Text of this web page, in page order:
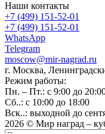
Наши контакты
+7 (499) 151-52-01
+7 (499) 151-52-01
WhatsApp
Telegram
moscow@mir-nagrad.ru
г. Москва,
Режим работы:
Пн. – Пт.: с 9:00 до
Сб..: с 10:00 до 18:00
Вск..: выходной до
2026 © Мир наград –